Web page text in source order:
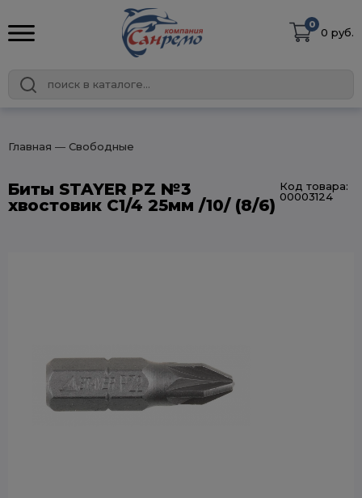
0
0 руб.
Главная ― Свободные
Биты STAYER PZ №3
хвостовик С1/4 25мм /10/ (8/6)
Код товара:
00003124